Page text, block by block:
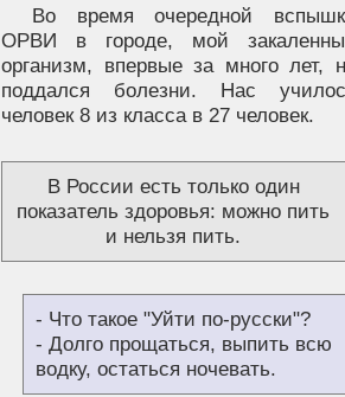
Во время очередной
ОРВИ в городе, мой
организм, впервые за много лет,
поддался болезни. Нас
человек 8 из класса в 27 человек.
В России есть только один
показатель здоровья: можно пить
и нельзя пить.
- Что такое "Уйти по-русски"?
- Долго прощаться, выпить всю
водку, остаться ночевать.